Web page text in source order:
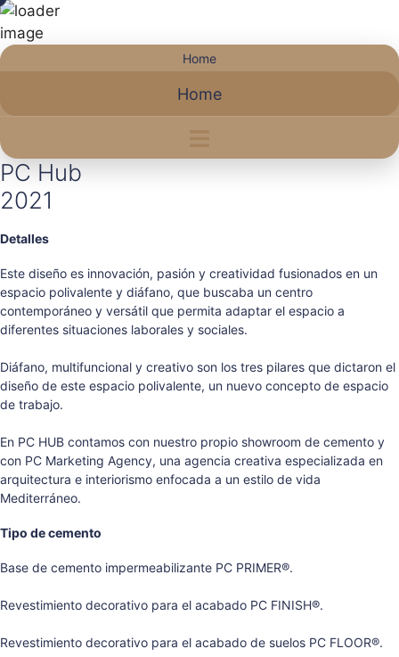
Saltar
Home
Home
PC Hub
2021
Detalles
Este diseño es innovación, pasión y creatividad fusionados en un
espacio polivalente y diáfano, que buscaba un centro
contemporáneo y versátil que permita adaptar el espacio a
diferentes situaciones laborales y sociales.
Diáfano, multifuncional y creativo son los tres pilares que dictaron el
diseño de este espacio polivalente, un nuevo concepto de espacio
de trabajo.
En PC HUB contamos con nuestro propio showroom de cemento y
con PC Marketing Agency, una agencia creativa especializada en
arquitectura e interiorismo enfocada a un estilo de vida
Mediterráneo.
Tipo de cemento
Base de cemento impermeabilizante PC PRIMER®.
Revestimiento decorativo para el acabado PC FINISH®.
Revestimiento decorativo para el acabado de suelos PC FLOOR®.